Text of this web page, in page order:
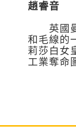
趙睿音
英國曼
和毛線的
莉莎白女
工業奪命